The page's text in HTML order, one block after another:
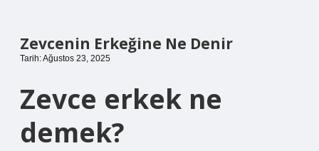
Zevcenin Erkeğine Ne Denir
Tarih: Ağustos 23, 2025
Zevce erkek ne
demek?